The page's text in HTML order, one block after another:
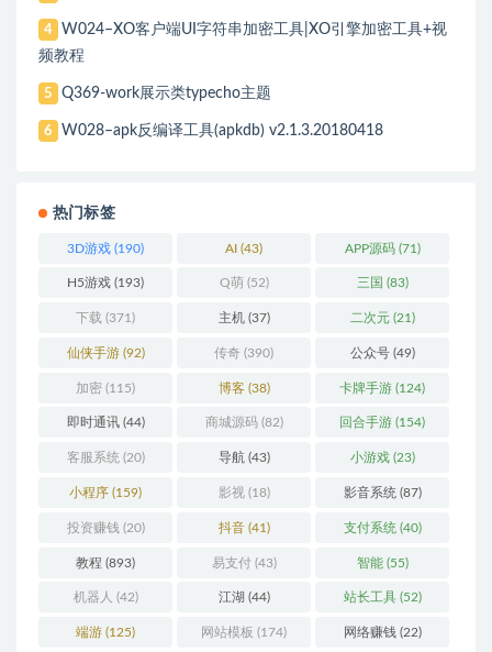
4
W024–XO客户端UI字符串加密工具|XO引擎加密工具+视
频教程
5 Q369-work展示类typecho主题
6 W028–apk反编译工具(apkdb) v2.1.3.20180418
热门标签
3D游戏 (190) AI (43) APP源码(71)
H5游戏 (193) Q萌 (52) 三国 (83)
下载 (371) 主机(37) 二次元(21)
仙侠手游(92) 传奇 (390) 公众号(49)
加密 (115) 博客(38) 卡牌手游 (124)
即时通讯(44) 商城源码(82) 回合手游 (154)
客服系统 (20) 导航(43) 小游戏(23)
小程序 (159) 影视(18) 影音系统 (87)
投资赚钱 (20) 抖音(41) 支付系统 (40)
教程 (893) 易支付(43) 智能(55)
机器人 (42) 江湖 (44) 站长工具(52)
端游 (125) 网站模板 (174) 网络赚钱(22)